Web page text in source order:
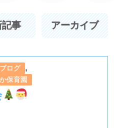
事 アーカイブ
ログ ,
保育園